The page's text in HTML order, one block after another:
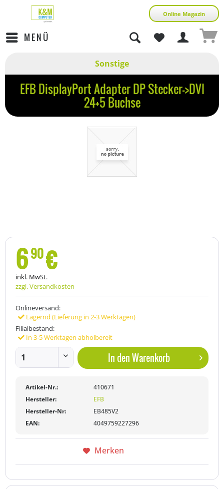
Online Magazin
MENÜ
Sonstige
EFB DisplayPort Adapter DP Stecker->DVI
24+5 Buchse
690€
inkl. MwSt.
zzgl. Versandkosten
Onlineversand:
Lagernd (Lieferung in 2-3 Werktagen)
Filialbestand:
In 3-5 Werktagen abholbereit
In denWarenkorb
Artikel-Nr.:
410671
Hersteller:
EFB
Hersteller-Nr:
EB485V2
EAN:
4049759227296
Merken